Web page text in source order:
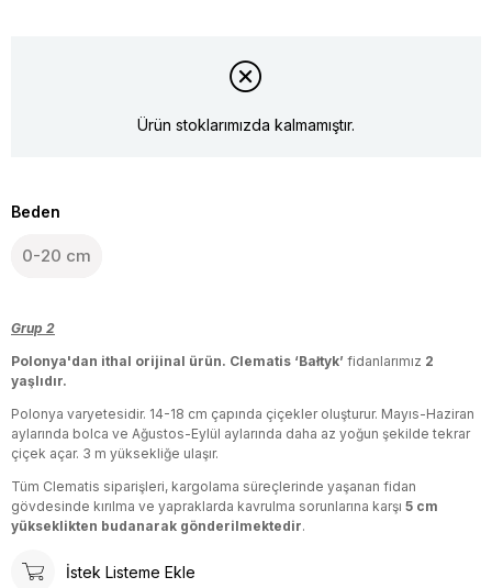
Ürün stoklarımızda kalmamıştır.
Beden
0-20 cm
Grup 2
Polonya'dan ithal orijinal ürün. Clematis ‘Bałtyk’ fidanlarımız 2
yaşlıdır.
Polonya varyetesidir. 14-18 cm çapında çiçekler oluşturur. Mayıs-Haziran
aylarında bolca ve Ağustos-Eylül aylarında daha az yoğun şekilde tekrar
çiçek açar. 3 m yüksekliğe ulaşır.
Tüm Clematis siparişleri, kargolama süreçlerinde yaşanan fidan
gövdesinde kırılma ve yapraklarda kavrulma sorunlarına karşı 5 cm
yükseklikten budanarak gönderilmektedir.
İstek Listeme Ekle